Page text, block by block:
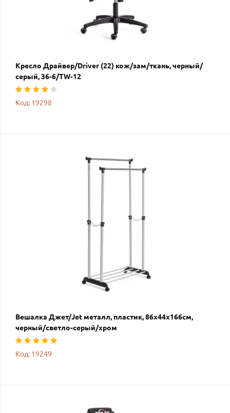
Кресло Драйвер/Driver (22) кож/зам/ткань, черный/
серый, 36-6/TW-12
Код: 19298
Вешалка Джет/Jet металл, пластик, 86х44х166см,
черный/светло-серый/хром
Код: 19249